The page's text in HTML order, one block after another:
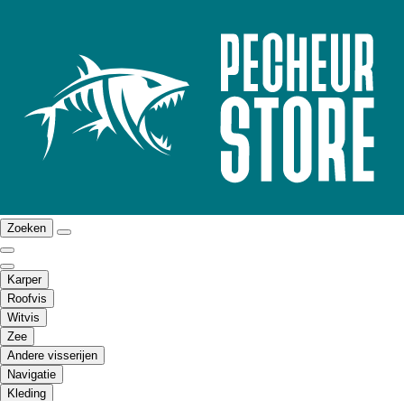
Zoeken
Karper
Roofvis
Witvis
Zee
Andere visserijen
Navigatie
Kleding